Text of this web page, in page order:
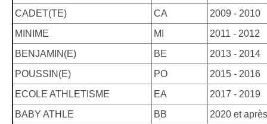
CADET(TE)
CA
2009 - 2010
MINIME
MI
2011 - 2012
BENJAMIN(E)
BE
2013 - 2014
POUSSIN(E)
PO
2015 - 2016
ECOLE ATHLETISME
EA
2017 - 2019
BABY ATHLE
BB 2020 et après